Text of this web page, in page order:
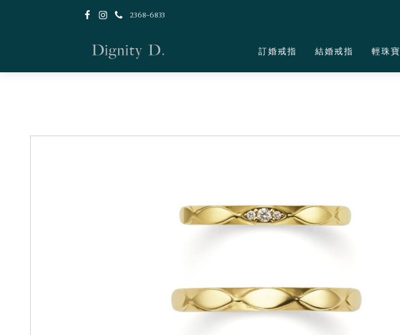
2368-6833
訂婚戒指 結婚戒指 輕珠寶